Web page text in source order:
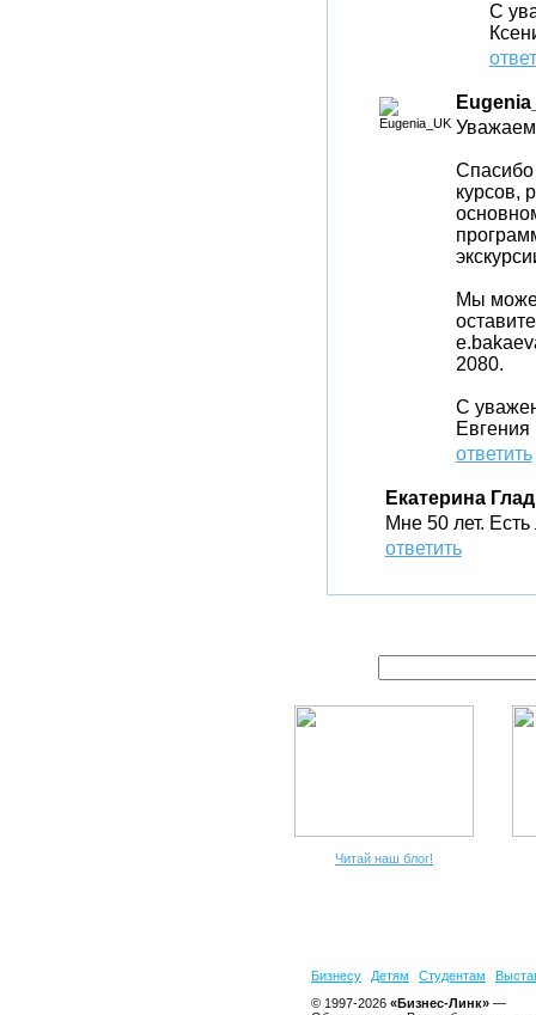
С
курсов,
Мы
2080.
С
Евгения
ответить
Екатерина
Мне 50 лет.
ответить
Читай наш блог!
Бизнесу Детям Студентам
© 1997-2026 «Бизнес-Линк» —